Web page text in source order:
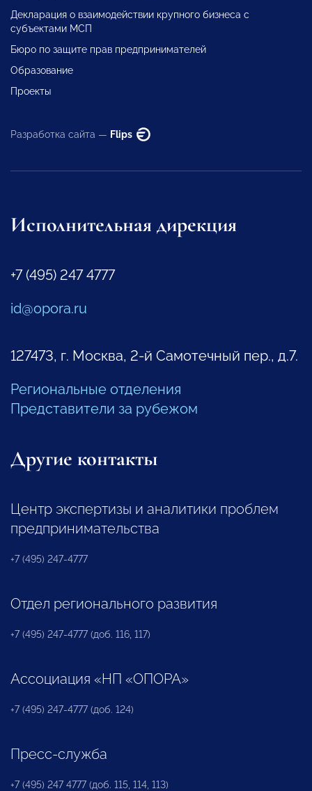
Декларация о взаимодействии крупного бизнеса с
субъектами МСП
Бюро по защите прав предпринимателей
Образование
Проекты
Разработка сайта — Flips
Исполнительная дирекция
+7 (495) 247 4777
id@opora.ru
127473, г. Москва, 2-й Самотечный пер., д.7.
Региональные отделения
Представители за рубежом
Другие контакты
Центр экспертизы и аналитики проблем
предпринимательства
+7 (495) 247-4777
Отдел регионального развития
+7 (495) 247-4777 (доб. 116, 117)
Ассоциация «НП «ОПОРА»
+7 (495) 247-4777 (доб. 124)
Пресс-служба
+7 (495) 247 4777 (доб. 115, 114, 113)